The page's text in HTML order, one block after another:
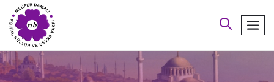
arayın